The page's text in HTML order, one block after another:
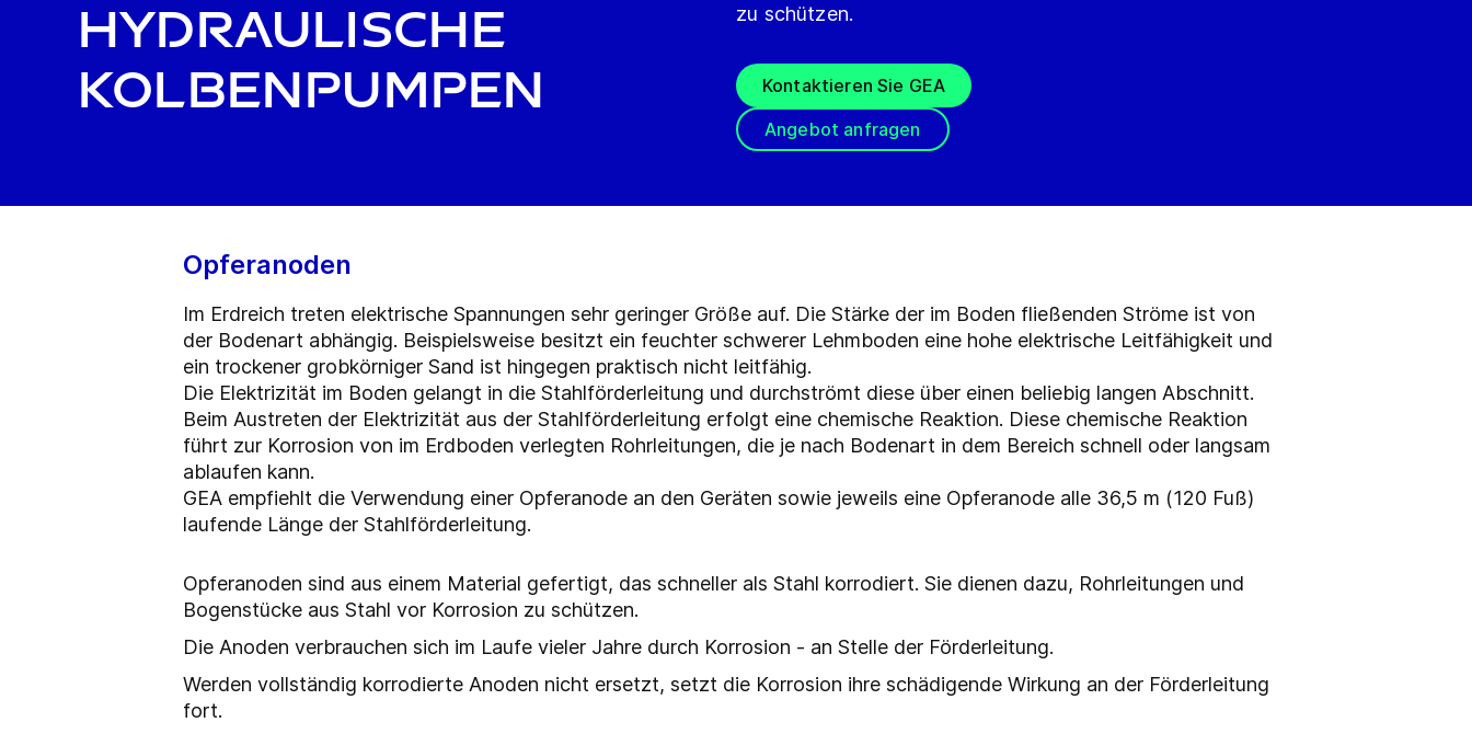
hydraulische
Kolbenpumpen
zu schützen.
Kontaktieren Sie GEA
Angebot anfragen
Opferanoden
Im Erdreich treten elektrische Spannungen sehr geringer Größe auf. Die Stärke der im Boden fließenden Ströme ist von
der Bodenart abhängig. Beispielsweise besitzt ein feuchter schwerer Lehmboden eine hohe elektrische Leitfähigkeit und
ein trockener grobkörniger Sand ist hingegen praktisch nicht leitfähig.
Die Elektrizität im Boden gelangt in die Stahlförderleitung und durchströmt diese über einen beliebig langen Abschnitt.
Beim Austreten der Elektrizität aus der Stahlförderleitung erfolgt eine chemische Reaktion. Diese chemische Reaktion
führt zur Korrosion von im Erdboden verlegten Rohrleitungen, die je nach Bodenart in dem Bereich schnell oder langsam
ablaufen kann.
GEA empfiehlt die Verwendung einer Opferanode an den Geräten sowie jeweils eine Opferanode alle 36,5 m (120 Fuß)
laufende Länge der Stahlförderleitung.
Opferanoden sind aus einem Material gefertigt, das schneller als Stahl korrodiert. Sie dienen dazu, Rohrleitungen und
Bogenstücke aus Stahl vor Korrosion zu schützen.
Die Anoden verbrauchen sich im Laufe vieler Jahre durch Korrosion - an Stelle der Förderleitung.
Werden vollständig korrodierte Anoden nicht ersetzt, setzt die Korrosion ihre schädigende Wirkung an der Förderleitung
fort.